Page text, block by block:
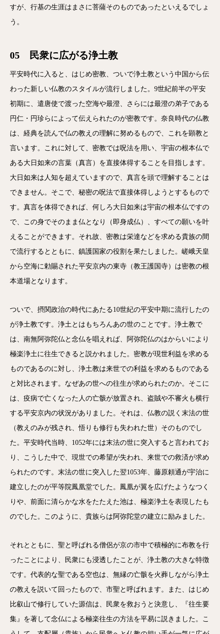
すが、行基の生涯はまさに菩薩そのものであったといえるでしょ
う。
05 民衆に広がる浄土教
平安時代に入ると、はじめ密教、ついで浄土教という中国から伝
わった新しい仏教のスタイルが流行しました。9世紀前半の平安
初期に、遣唐使で渡った空海や最澄、さらには最澄の弟子である
円仁・円珍らによって伝えられたのが密教です。奈良時代の仏教
は、経典を読んで仏の教えの理解に努めるもので、これを顕教と
言います。これに対して、密教では呪法を用い、宇宙の根本仏で
ある大日如来の言葉（真言）を直接体得することを目指します。
大日如来は人知を超えていますので、真言を頭で理解することは
できません。そこで、秘密の呪法で直接体得しようとするもので
す。真言を体得できれば、何しろ大日如来は宇宙の根本仏ですの
で、この身でそのまま仏となり（即身成仏）、すべての願いを叶
えることができます。それ故、密教は栄達などを求める貴族の間
で流行するとともに、鎮護国家の役割を果たしました。嵯峨天皇
から空海に勅賜された平安京内の東寺（教王護国寺）は密教の根
本道場となります。
ついで、摂関政治の時代にあたる10世紀の平安中期に流行したの
が浄土教です。浄土とはもちろんあの世のことです。浄土教で
は、南無阿弥陀仏と念仏を唱えれば、阿弥陀仏のはからいにより
極楽浄土に往生できると説かれました。密教が現世利益を求める
ものであるのに対し、浄土教は来世での利益を求めるものである
と対比されます。なぜあの世への往生が求められたのか。そこに
は、疫病で亡くなった人の亡骸が放置され、盗賊や不審火も横行
する平安京内の状況がありました。それは、仏教の説く末法の世
（教えのみが残され、悟りも修行も失われた世）そのものでし
た。平安時代当時、1052年には末法の世に突入すると言われてお
り、こうした中で、現世での希望が失われ、来世での救済が求め
られたのです。末法の世に突入した翌1053年、藤原頼通が宇治に
建立したのが平等院鳳凰堂でした。鳳凰が翼を広げたようなつく
りや、前面に清らかな水をたたえた池は、極楽浄土を表現したも
のでした。このように、貴族らは阿弥陀堂の建立に励みました。
それとともに、聖と呼ばれる僧侶が京の市中で積極的に布教を行
ったことにより、民衆にも浸透したことが、浄土教の大きな特徴
です。代表的な聖である空也は、無縁の亡骸を火葬しながら浄土
の教えを説いて回ったもので、市聖と呼ばれます。また、はじめ
比叡山で修行していた源信は、民衆を救おうと決意し、『往生要
集』を著して念仏による極楽往生の方法を平易に説きました。こ